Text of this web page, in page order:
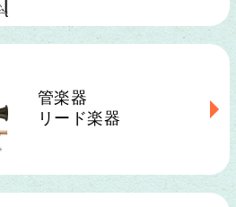
管楽器
リード楽器